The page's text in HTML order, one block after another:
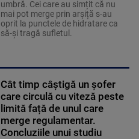
umbră. Cei care au simțit că nu
mai pot merge prin arșiță s-au
oprit la punctele de hidratare ca
să-și tragă sufletul.
Cât timp câștigă un șofer
care circulă cu viteză peste
limită față de unul care
merge regulamentar.
Concluziile unui studiu